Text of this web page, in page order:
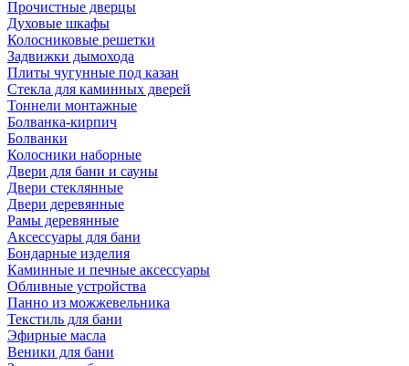
Прочистные дверцы
Духовые шкафы
Колосниковые решетки
Задвижки дымохода
Плиты чугунные под казан
Стекла для каминных дверей
Тоннели монтажные
Болванка-кирпич
Болванки
Колосники наборные
Двери для бани и сауны
Двери стеклянные
Двери деревянные
Рамы деревянные
Аксессуары для бани
Бондарные изделия
Каминные и печные аксессуары
Обливные устройства
Панно из можжевельника
Текстиль для бани
Эфирные масла
Веники для бани